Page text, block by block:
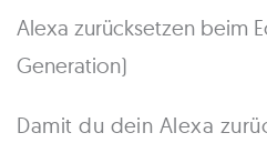
Alexa zurücksetzen beim
Generation)
Damit du dein Alexa